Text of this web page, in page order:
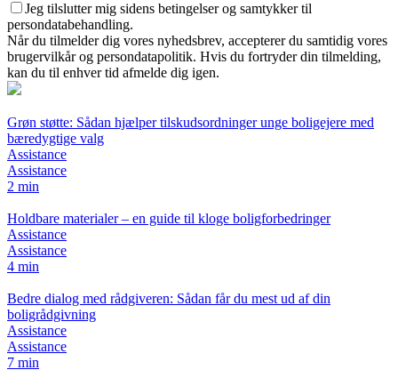
Jeg tilslutter mig sidens betingelser og samtykker til
persondatabehandling.
Når du tilmelder dig vores nyhedsbrev, accepterer du samtidig vores
brugervilkår og persondatapolitik. Hvis du fortryder din tilmelding,
kan du til enhver tid afmelde dig igen.
Grøn støtte: Sådan hjælper tilskudsordninger unge boligejere med
bæredygtige valg
Assistance
Assistance
2 min
Holdbare materialer – en guide til kloge boligforbedringer
Assistance
Assistance
4 min
Bedre dialog med rådgiveren: Sådan får du mest ud af din
boligrådgivning
Assistance
Assistance
7 min